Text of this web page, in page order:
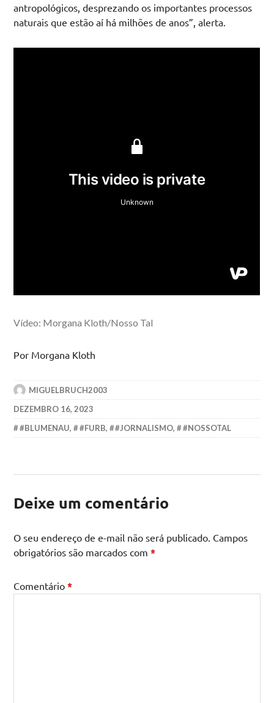
antropológicos, desprezando os importantes processos
naturais que estão aí há milhões de anos”, alerta.
Vídeo: Morgana Kloth/Nosso Tal
Por Morgana Kloth
MIGUELBRUCH2003
DEZEMBRO 16, 2023
#BLUMENAU, #FURB, #JORNALISMO, #NOSSOTAL
Deixe um comentário
O seu endereço de e-mail não será publicado. Campos
obrigatórios são marcados com*
Comentário*